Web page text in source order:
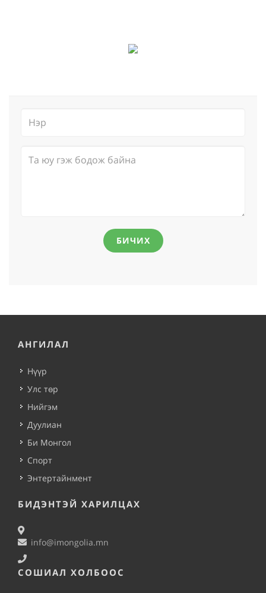
БИЧИХ
АНГИЛАЛ
Нүүр
Улс төр
Нийгэм
Дуулиан
Би Монгол
Спорт
Энтертайнмент
БИДЭНТЭЙ ХАРИЛЦАХ
info@imongolia.mn
СОШИАЛ ХОЛБООС